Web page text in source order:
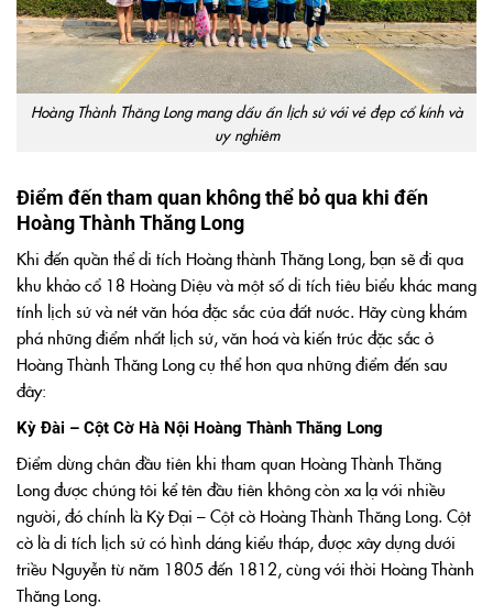
Hoàng Thành Thăng Long mang dấu ấn lịch sử với vẻ đẹp cổ kính và
uy nghiêm
Điểm đến tham quan không thể bỏ qua khi đến
Hoàng Thành Thăng Long
Khi đến quần thể di tích Hoàng thành Thăng Long, bạn sẽ đi qua
khu khảo cổ 18 Hoàng Diệu và một số di tích tiêu biểu khác mang
tính lịch sử và nét văn hóa đặc sắc của đất nước. Hãy cùng khám
phá những điểm nhất lịch sử, văn hoá và kiến trúc đặc sắc ở
Hoàng Thành Thăng Long cụ thể hơn qua những điểm đến sau
đây:
Kỳ Đài – Cột Cờ Hà Nội Hoàng Thành Thăng Long
Điểm dừng chân đầu tiên khi tham quan Hoàng Thành Thăng
Long được chúng tôi kể tên đầu tiên không còn xa lạ với nhiều
người, đó chính là Kỳ Đại – Cột cờ Hoàng Thành Thăng Long. Cột
cờ là di tích lịch sử có hình dáng kiểu tháp, được xây dựng dưới
triều Nguyễn từ năm 1805 đến 1812, cùng với thời Hoàng Thành
Thăng Long.